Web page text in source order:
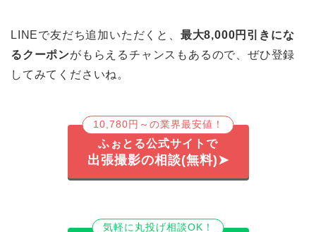
LINEで友だち追加いただくと、 最大8,000円引きにな
るクーポンがもらえるチャンスもあるので、ぜひ登録
してみてくださいね。
10,780円～の業界最安値！
ふぉとる公式サイトで
出張撮影の相談(無料)➤
気軽に丸投げ相談OK！